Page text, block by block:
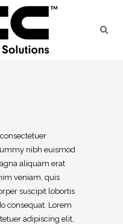
nibh euismod
aliquam erat
veniam, quis
suscipit lobortis
consequat. Lorem
adipiscing elit,